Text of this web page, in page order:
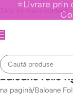
Skip to main content
⭐Livrare
Baloane folie
pagină/Baloane